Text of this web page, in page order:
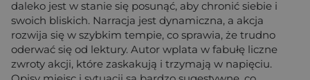
daleko jest w stanie się posunąć, aby chronić siebie i
swoich bliskich. Narracja jest dynamiczna, a akcja
rozwija się w szybkim tempie, co sprawia, że trudno
oderwać się od lektury. Autor wplata w fabułę liczne
zwroty akcji, które zaskakują i trzymają w napięciu.